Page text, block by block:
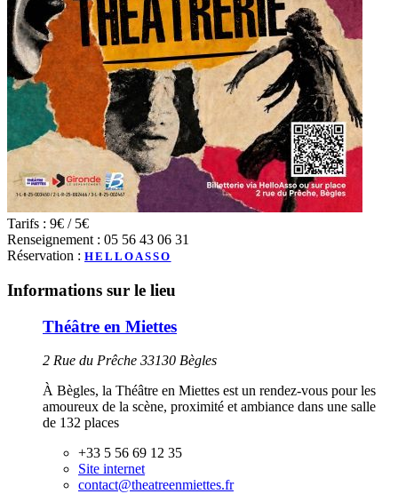
Tarifs : 9€ / 5€
Renseignement : 05 56 43 06 31
Réservation : HELLOASSO
Informations sur le lieu
Théâtre en Miettes
2 Rue du Prêche 33130 Bègles
À Bègles, la Théâtre en Miettes est un rendez-vous pour les
amoureux de la scène, proximité et ambiance dans une salle
de 132 places
+33 5 56 69 12 35
Site internet
contact@theatreenmiettes.fr